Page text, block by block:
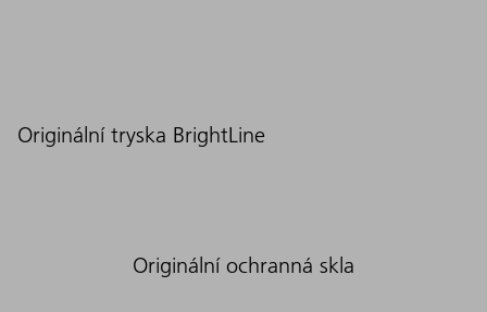
Originální tryska BrightLine
Originální ochranná skla